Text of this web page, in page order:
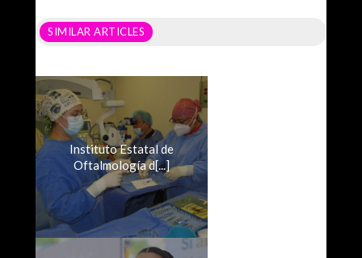
SIMILAR ARTICLES
Instituto Estatal de
Oftalmología d[...]